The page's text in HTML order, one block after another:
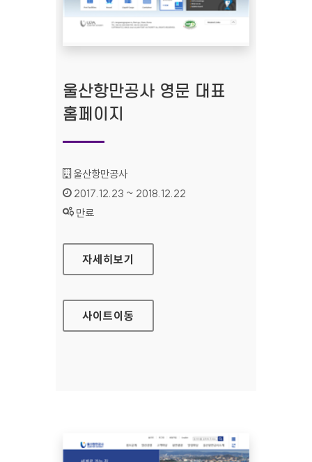
울산항만공사 영문​ 대표
홈페이지
기관명 :
울산항만공사​​​​​​​​​​​​​
인증기간 :
2017.12.23 ~ 2018.12.22
상태 :
만료
울산항만공사 영문​ 대표 홈페이지
자세히보기
사이트이동